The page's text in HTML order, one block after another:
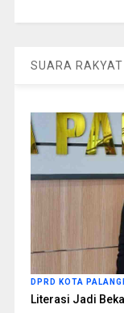
SUARA RAKYAT
DPRD KOTA
Literasi Jadi